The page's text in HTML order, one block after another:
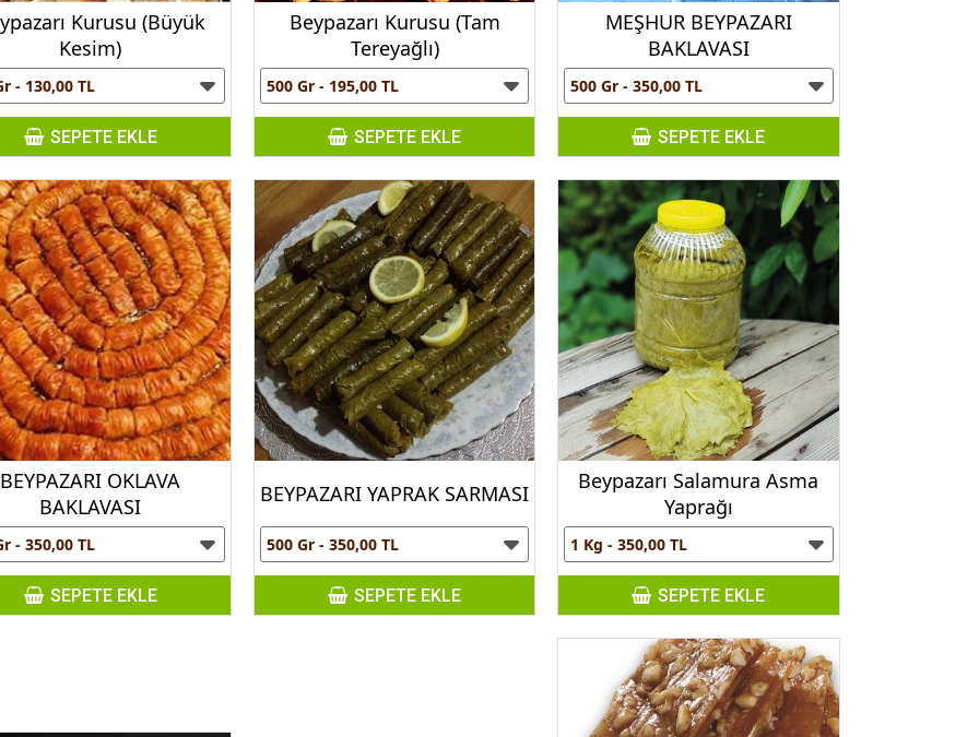
Kurusu (Büyük
Kesim)
SEPETE EKLE
Beypazarı Kurusu (Tam
Tereyağlı)
SEPETE EKLE
MEŞHUR BEYPAZARI
BAKLAVASI
SEPETE EKLE
BEYPAZARI OKLAVA
BAKLAVASI
SEPETE EKLE
BEYPAZARI YAPRAK SARMASI
SEPETE EKLE
Beypazarı Salamura Asma
Yaprağı
SEPETE EKLE